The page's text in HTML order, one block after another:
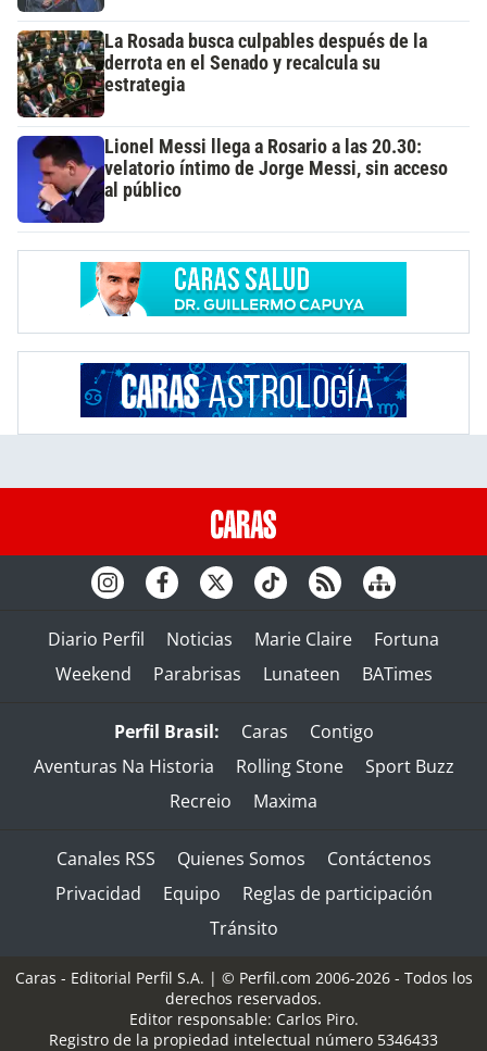
La Rosada busca culpables después de la
derrota en el Senado y recalcula su
estrategia
Lionel Messi llega a Rosario a las 20.30:
velatorio íntimo de Jorge Messi, sin acceso
al público
Diario Perfil Noticias Marie Claire
Fortuna
Weekend
Parabrisas Lunateen BATimes
Perfil Brasil: Caras
Contigo
Aventuras Na Historia
Rolling Stone
Sport Buzz
Recreio
Maxima
Canales RSS Quienes Somos
Contáctenos
Privacidad
Equipo
Reglas de participación
Tránsito
Caras - Editorial Perfil S.A. | © Perfil.com 2006-2026 - Todos los
derechos reservados.
Editor responsable: Carlos Piro.
Registro de la propiedad intelectual número 5346433